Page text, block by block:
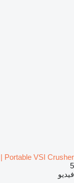
Portable VSI Crusher
5
فيديو